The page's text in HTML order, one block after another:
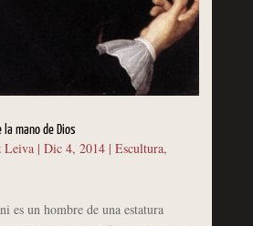
la mano de Dios
Leiva| Dic 4, 2014| Escultura,
es un hombre de una estatura